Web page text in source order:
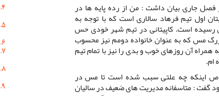
جاری بیان داشت : من از رده پایه ها در
اول تیم فرهاد سالاری است که با توجه به
رسیده است. کاپیتانی در تیم شهر خودی حس
مس که به عنوان خانواده دومم نیز محسوب
آن روزهای خوب و بدی را نیز با تمام تیم
ام.
اینکه چه علتی سبب شده است تا مس در
گفت : متاسفانه مدیریت های ضعیف در سالیان